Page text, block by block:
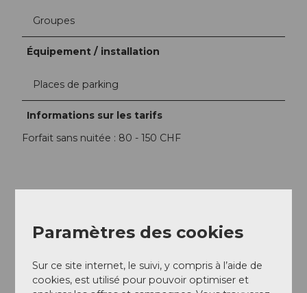
Groupes
Équipement / installation
Places de parking
Informations sur les tarifs
Forfait sans nuitée : 80 - 150 CHF
A voir
Paramètres des cookies
Sur ce site internet, le suivi, y compris à l’aide de
cookies, est utilisé pour pouvoir optimiser et